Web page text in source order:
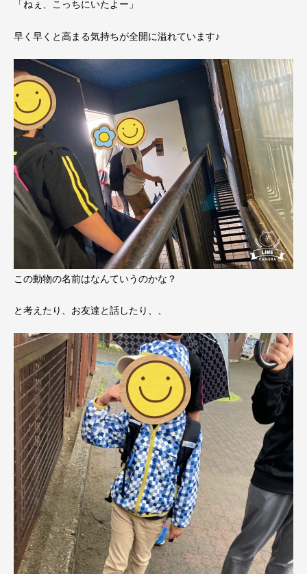
「ねぇ、こっちにいたよー」
早く早くと高まる気持ちが全開に溢れています♪
この動物の名前はなんていうのかな？
と考えたり、お友達と話したり、、